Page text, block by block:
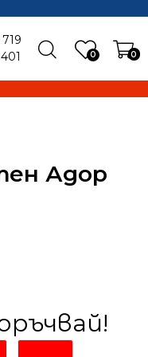
0 0
Адор